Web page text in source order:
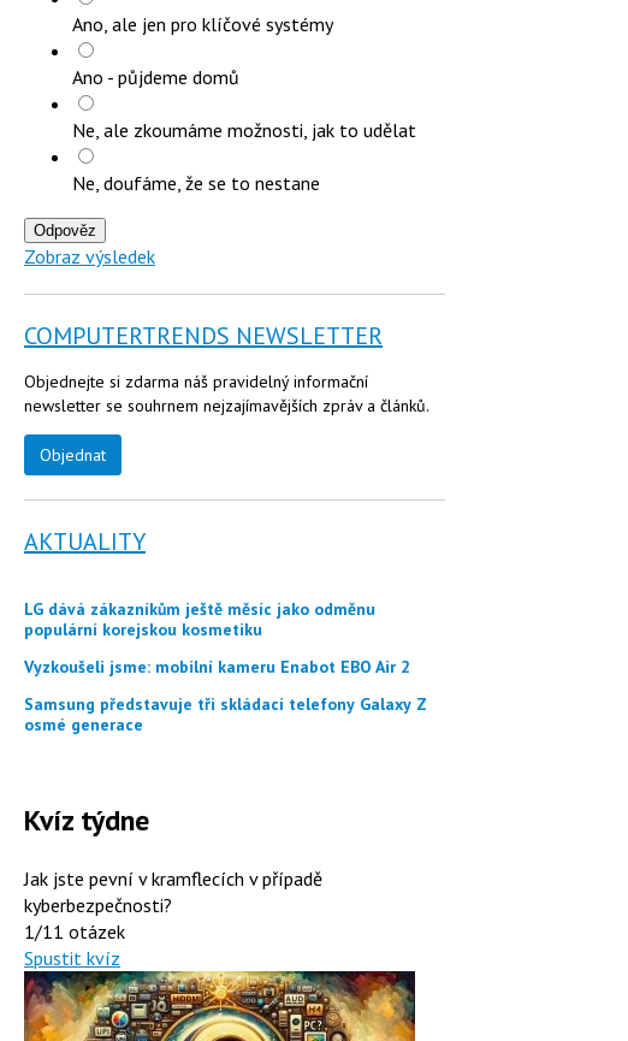
Ano, ale jen pro klíčové systémy
Ano - půjdeme domů
Ne, ale zkoumáme možnosti, jak to udělat
Ne, doufáme, že se to nestane
Odpověz
Zobraz výsledek
COMPUTERTRENDS NEWSLETTER
Objednejte si zdarma náš pravidelný informační
newsletter se souhrnem nejzajímavějších zpráv a článků.
Objednat
AKTUALITY
LG dává zákazníkům ještě měsíc jako odměnu
populární korejskou kosmetiku
Vyzkoušeli jsme: mobilní kameru Enabot EBO Air 2
Samsung představuje tři skládací telefony Galaxy Z
osmé generace
Kvíz týdne
Jak jste pevní v kramflecích v případě
kyberbezpečnosti?
1/11 otázek
Spustit kvíz